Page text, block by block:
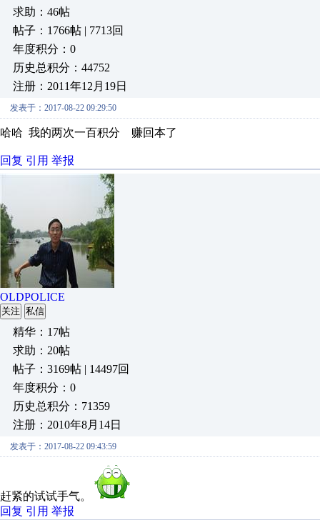
求助：46帖
帖子：1766帖 | 7713回
年度积分：0
历史总积分：44752
注册：2011年12月19日
发表于：2017-08-22 09:29:50
哈哈 我的两次一百积分 赚回本了
回复 引用 举报
OLDPOLICE
关注 私信
精华：17帖
求助：20帖
帖子：3169帖 | 14497回
年度积分：0
历史总积分：71359
注册：2010年8月14日
发表于：2017-08-22 09:43:59
赶紧的试试手气。
回复 引用 举报